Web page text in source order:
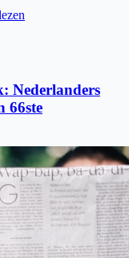
Neder­landers
66ste